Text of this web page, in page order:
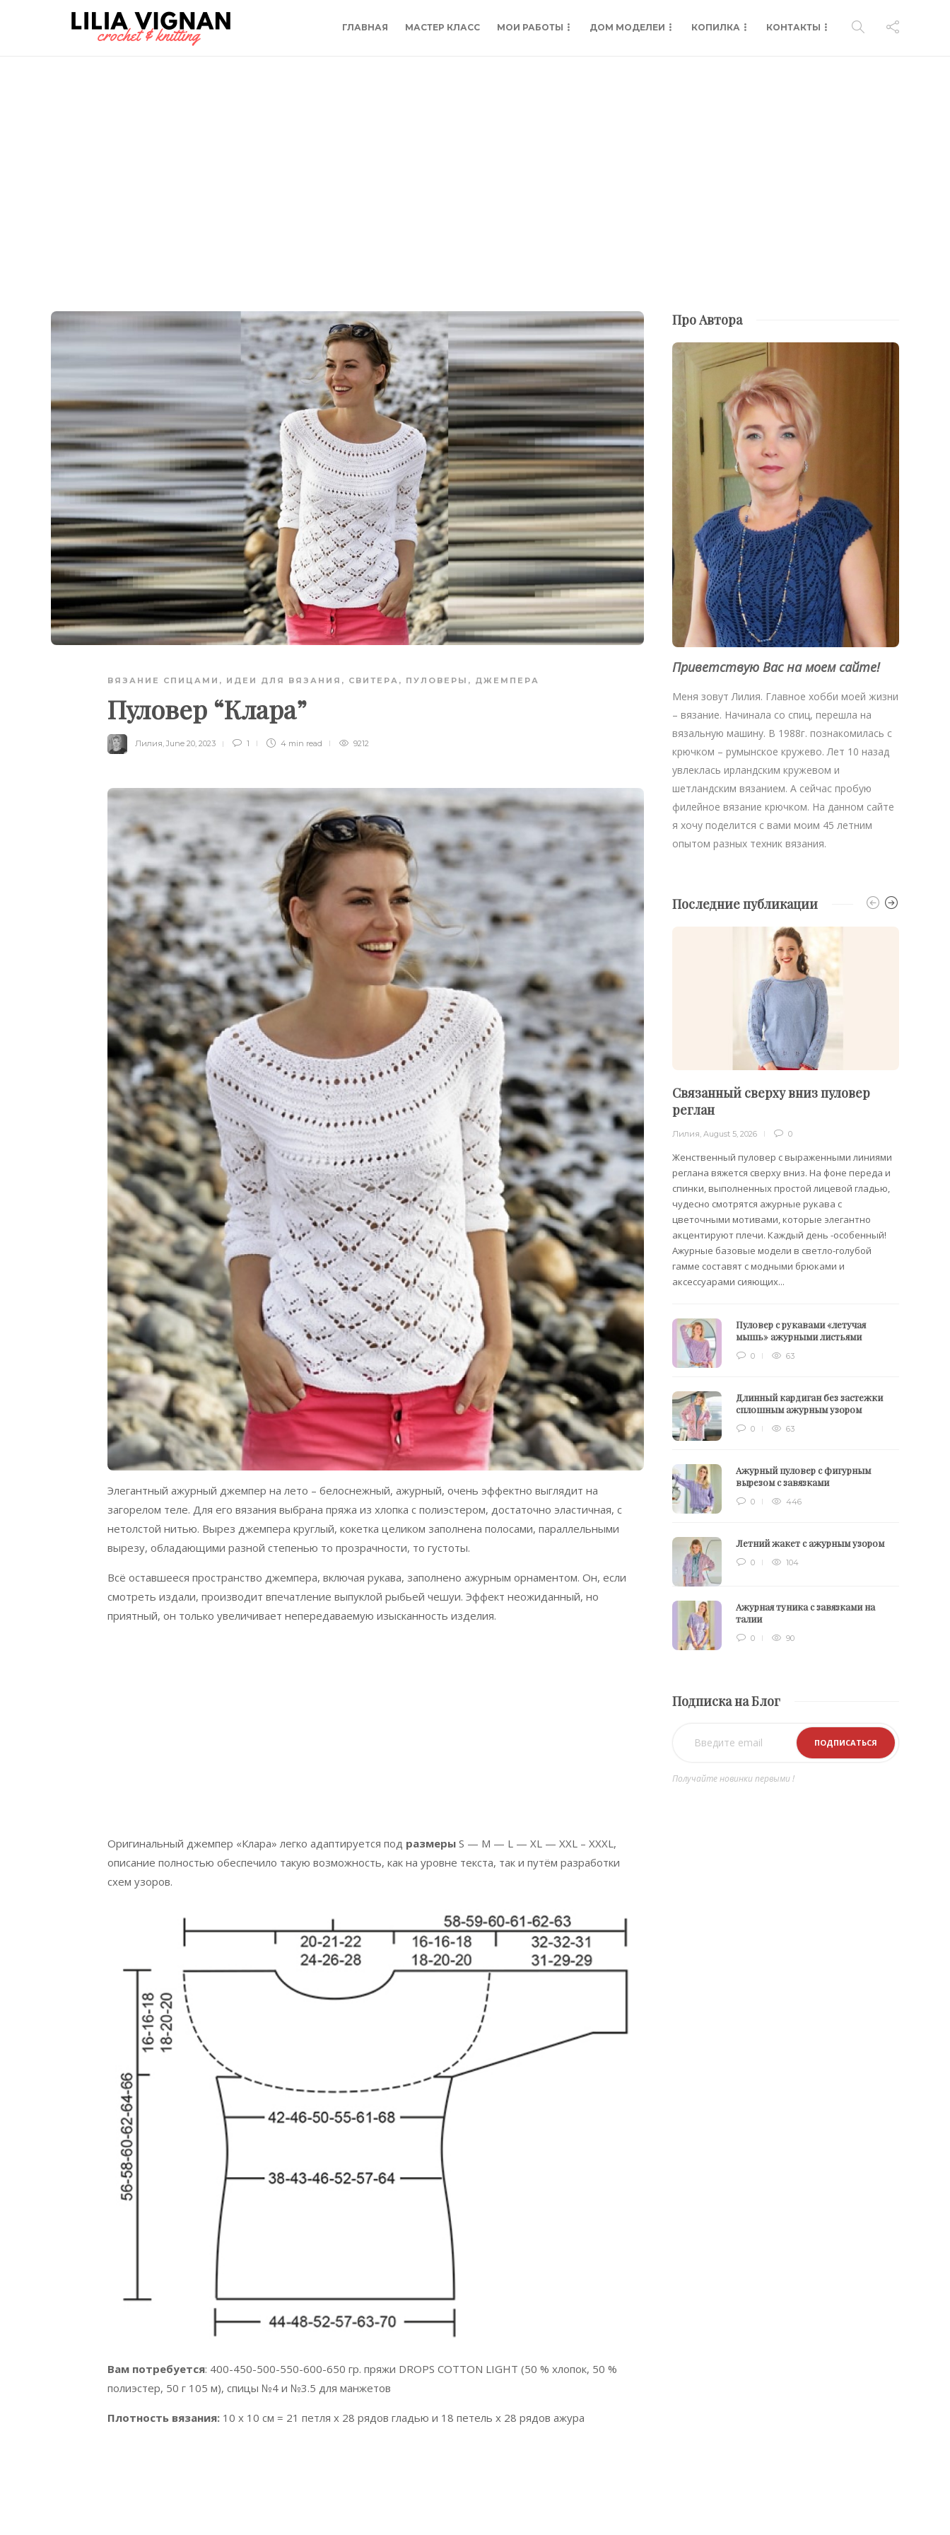
ГЛАВНАЯ МАСТЕР КЛАСС МОИ РАБОТЫ ДОМ МОДЕЛЕИ КОПИЛКА КОНТАКТЫ
ВЯЗАНИЕ СПИЦАМИ , ИДЕИ ДЛЯ ВЯЗАНИЯ , СВИТЕРА, ПУЛОВЕРЫ, ДЖЕМПЕРА
Пуловер “Клара”
Лилия, June 20, 2023 1 4 min read 9212
Элегантный ажурный джемпер на лето – белоснежный, ажурный, очень эффектно выглядит на
загорелом теле. Для его вязания выбрана пряжа из хлопка с полиэстером, достаточно эластичная, с
нетолстой нитью. Вырез джемпера круглый, кокетка целиком заполнена полосами, параллельными
вырезу, обладающими разной степенью то прозрачности, то густоты.
Всё оставшееся пространство джемпера, включая рукава, заполнено ажурным орнаментом. Он, если
смотреть издали, производит впечатление выпуклой рыбьей чешуи. Эффект неожиданный, но
приятный, он только увеличивает непередаваемую изысканность изделия.
Оригинальный джемпер «Клара» легко адаптируется под размеры S — M — L — XL — XXL – XXXL,
описание полностью обеспечило такую возможность, как на уровне текста, так и путём разработки
схем узоров.
Вам потребуется: 400-450-500-550-600-650 гр. пряжи DROPS COTTON LIGHT (50 % хлопок, 50 %
полиэстер, 50 г 105 м), спицы №4 и №3.5 для манжетов
Плотность вязания: 10 x 10 см = 21 петля x 28 рядов гладью и 18 петель x 28 рядов ажура
Про Автора
Приветствую Вас на моем сайте!
Меня зовут Лилия. Главное хобби моей жизни
– вязание. Начинала со спиц, перешла на
вязальную машину. В 1988г. познакомилась с
крючком – румынское кружево. Лет 10 назад
увлеклась ирландским кружевом и
шетландским вязанием. А сейчас пробую
филейное вязание крючком. На данном сайте
я хочу поделится с вами моим 45 летним
опытом разных техник вязания.
Последние публикации
Связанный сверху вниз пуловер
реглан
Лилия ,August 5, 2026 0
Женственный пуловер с выраженными линиями
реглана вяжется сверху вниз. На фоне переда и
спинки, выполненных простой лицевой гладью,
чудесно смотрятся ажурные рукава с
цветочными мотивами, которые элегантно
акцентируют плечи. Каждый день -особенный!
Ажурные базовые модели в светло-голубой
гамме составят с модными брюками и
аксессуарами сияющих...
Пуловер с рукавами «летучая
мышь» ажурными листьями
0 63
Длинный кардиган без застежки
сплошным ажурным узором
0 63
Ажурный пуловер с фигурным
вырезом с завязками
0 446
Летний жакет с ажурным узором
0 104
Ажурная туника с завязками на
талии
0 90
Подписка на Блог
Получайте новинки первыми !